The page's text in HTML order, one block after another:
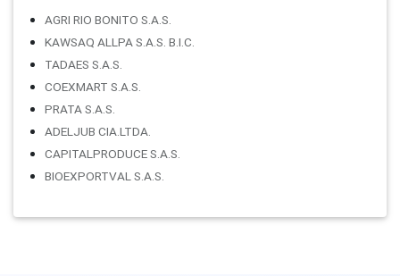
AGRI RIO BONITO S.A.S.
KAWSAQ ALLPA S.A.S. B.I.C.
TADAES S.A.S.
COEXMART S.A.S.
PRATA S.A.S.
ADELJUB CIA.LTDA.
CAPITALPRODUCE S.A.S.
BIOEXPORTVAL S.A.S.